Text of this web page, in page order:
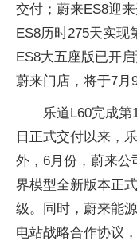
交付；蔚来ES8迎
ES8历时275天实现
ES8大五座版已开
蔚来门店，将于7月
乐道L60完成
日正式交付以来，
外，6月份，蔚来公
界模型全新版本正
级。同时，蔚来能
电站战略合作协议